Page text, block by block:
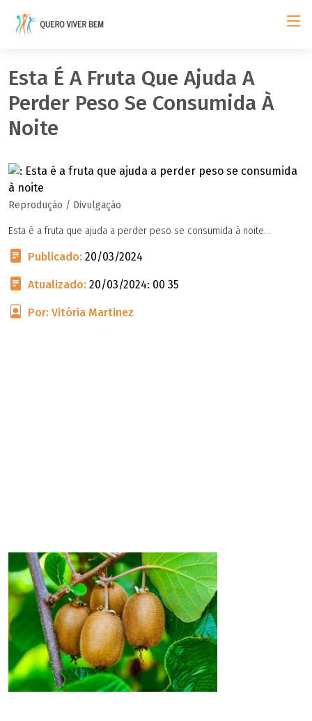
Esta É A Fruta Que Ajuda A
Perder Peso Se Consumida À
Noite
Reprodução / Divulgação
Esta é a fruta que ajuda a perder peso se consumida à noite...
Publicado: 20/03/2024
Atualizado: 20/03/2024: 00 35
Por: Vitória Martinez